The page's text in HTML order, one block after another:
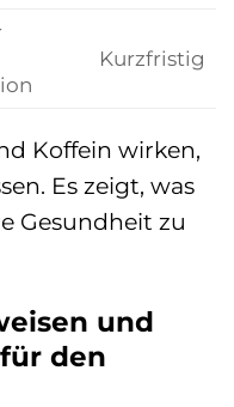
Kurzfristig
Koffein wirken,
Es zeigt, was
Gesundheit zu
und
den